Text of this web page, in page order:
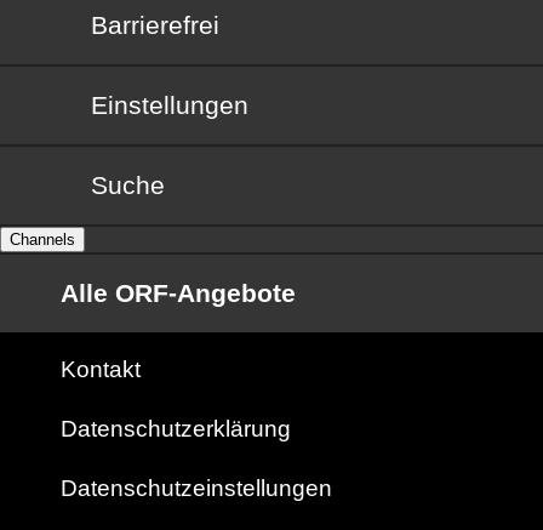
Barrierefrei
Barrierefrei
Einstellungen
Suche
Channels
Alle ORF-Angebote
Kontakt
Datenschutzerklärung
Datenschutzeinstellungen